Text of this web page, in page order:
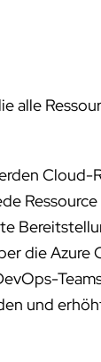
alle
Cloud-
die Azure
und